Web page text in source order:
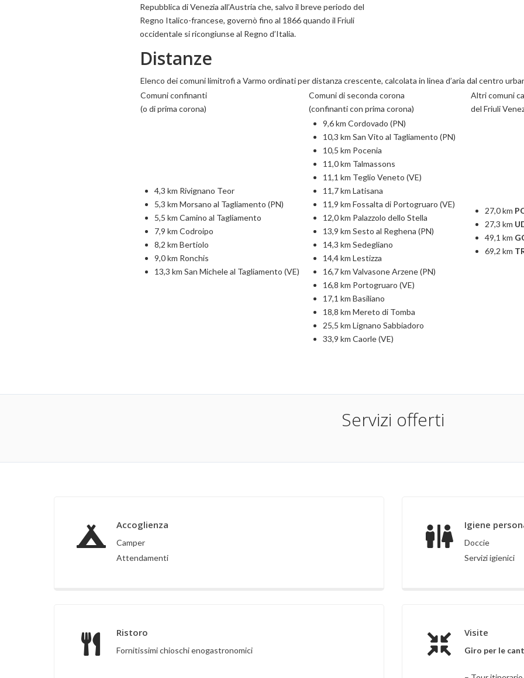
Repubblica di Venezia all’Austria che, salvo il breve periodo del
Regno Italico-francese, governò fino al 1866 quando il Friuli
occidentale si ricongiunse al Regno d’Italia.
Distanze
Elenco dei comuni limitrofi a Varmo ordinati per distanza crescente, calcolata in linea d’aria dal centro
Comuni confinanti
(o di prima corona)
Comuni di seconda corona
(confinanti con prima corona)
Altri comuni
del Friuli
4,3 km Rivignano Teor
5,3 km Morsano al Tagliamento (PN)
5,5 km Camino al Tagliamento
7,9 km Codroipo
8,2 km Bertiolo
9,0 km Ronchis
13,3 km San Michele al Tagliamento (VE)
9,6 km Cordovado (PN)
10,3 km San Vito al Tagliamento (PN)
10,5 km Pocenia
11,0 km Talmassons
11,1 km Teglio Veneto (VE)
11,7 km Latisana
11,9 km Fossalta di Portogruaro (VE)
12,0 km Palazzolo dello Stella
13,9 km Sesto al Reghena (PN)
14,3 km Sedegliano
14,4 km Lestizza
16,7 km Valvasone Arzene (PN)
16,8 km Portogruaro (VE)
17,1 km Basiliano
18,8 km Mereto di Tomba
25,5 km Lignano Sabbiadoro
33,9 km Caorle (VE)
27,0 km
27,3 km
49,1 km
69,2 km
Servizi offerti
Accoglienza
Camper
Attendamenti
Igiene
Doccie
Servizi igienici
Ristoro
Fornitissimi chioschi enogastronomici
Visite
Giro per le